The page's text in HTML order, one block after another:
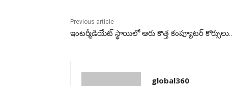
Previous article
ఇంటర్మీడియేట్ స్థాయిలో ఆరు కొత్త కంప్యూటర్ కోర్సులు..
global360